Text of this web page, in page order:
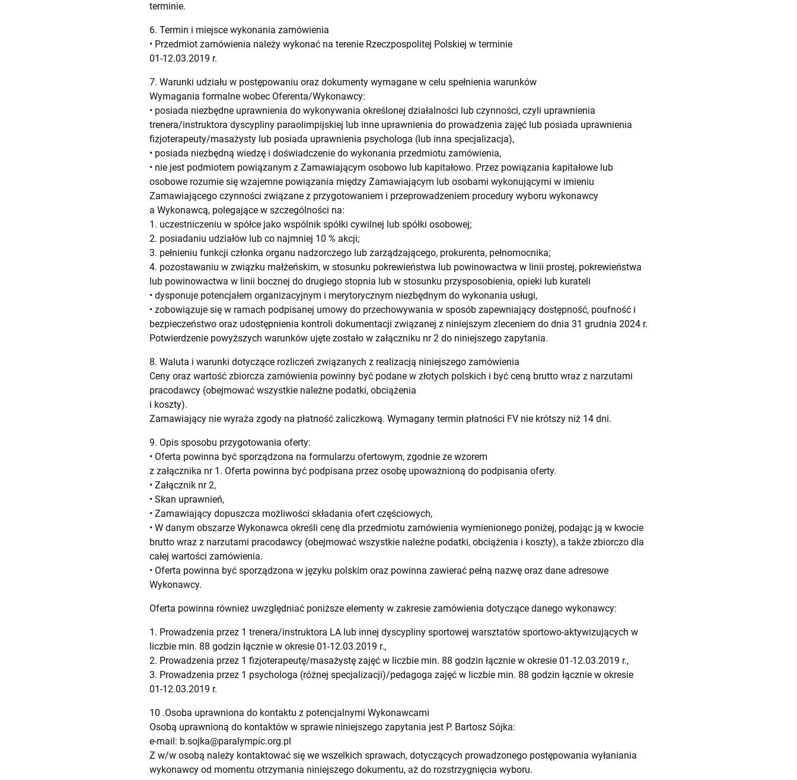
terminie.
6. Termin i miejsce wykonania zamówienia
• Przedmiot zamówienia należy wykonać na terenie Rzeczpospolitej Polskiej w terminie
01-12.03.2019 r.
7. Warunki udziału w postępowaniu oraz dokumenty wymagane w celu spełnienia warunków
Wymagania formalne wobec Oferenta/Wykonawcy:
• posiada niezbędne uprawnienia do wykonywania określonej działalności lub czynności, czyli uprawnienia
trenera/instruktora dyscypliny paraolimpijskiej lub inne uprawnienia do prowadzenia zajęć lub posiada uprawnienia
fizjoterapeuty/masażysty lub posiada uprawnienia psychologa (lub inna specjalizacja),
• posiada niezbędną wiedzę i doświadczenie do wykonania przedmiotu zamówienia,
• nie jest podmiotem powiązanym z Zamawiającym osobowo lub kapitałowo. Przez powiązania kapitałowe lub
osobowe rozumie się wzajemne powiązania między Zamawiającym lub osobami wykonującymi w imieniu
Zamawiającego czynności związane z przygotowaniem i przeprowadzeniem procedury wyboru wykonawcy
a Wykonawcą, polegające w szczególności na:
1. uczestniczeniu w spółce jako wspólnik spółki cywilnej lub spółki osobowej;
2. posiadaniu udziałów lub co najmniej 10 % akcji;
3. pełnieniu funkcji członka organu nadzorczego lub zarządzającego, prokurenta, pełnomocnika;
4. pozostawaniu w związku małżeńskim, w stosunku pokrewieństwa lub powinowactwa w linii prostej, pokrewieństwa
lub powinowactwa w linii bocznej do drugiego stopnia lub w stosunku przysposobienia, opieki lub kurateli
• dysponuje potencjałem organizacyjnym i merytorycznym niezbędnym do wykonania usługi,
• zobowiązuje się w ramach podpisanej umowy do przechowywania w sposób zapewniający dostępność, poufność i
bezpieczeństwo oraz udostępnienia kontroli dokumentacji związanej z niniejszym zleceniem do dnia 31 grudnia 2024 r.
Potwierdzenie powyższych warunków ujęte zostało w załączniku nr 2 do niniejszego zapytania.
8. Waluta i warunki dotyczące rozliczeń związanych z realizacją niniejszego zamówienia
Ceny oraz wartość zbiorcza zamówienia powinny być podane w złotych polskich i być ceną brutto wraz z narzutami
pracodawcy (obejmować wszystkie należne podatki, obciążenia
i koszty).
Zamawiający nie wyraża zgody na płatność zaliczkową. Wymagany termin płatności FV nie krótszy niż 14 dni.
9. Opis sposobu przygotowania oferty:
• Oferta powinna być sporządzona na formularzu ofertowym, zgodnie ze wzorem
z załącznika nr 1. Oferta powinna być podpisana przez osobę upoważnioną do podpisania oferty.
• Załącznik nr 2,
• Skan uprawnień,
• Zamawiający dopuszcza możliwości składania ofert częściowych,
• W danym obszarze Wykonawca określi cenę dla przedmiotu zamówienia wymienionego poniżej, podając ją w kwocie
brutto wraz z narzutami pracodawcy (obejmować wszystkie należne podatki, obciążenia i koszty), a także zbiorczo dla
całej wartości zamówienia.
• Oferta powinna być sporządzona w języku polskim oraz powinna zawierać pełną nazwę oraz dane adresowe
Wykonawcy.
Oferta powinna również uwzględniać poniższe elementy w zakresie zamówienia dotyczące danego wykonawcy:
1. Prowadzenia przez 1 trenera/instruktora LA lub innej dyscypliny sportowej warsztatów sportowo-aktywizujących w
liczbie min. 88 godzin łącznie w okresie 01-12.03.2019 r.,
2. Prowadzenia przez 1 fizjoterapeutę/masażystę zajęć w liczbie min. 88 godzin łącznie w okresie 01-12.03.2019 r.,
3. Prowadzenia przez 1 psychologa (różnej specjalizacji)/pedagoga zajęć w liczbie min. 88 godzin łącznie w okresie
01-12.03.2019 r.
10 .Osoba uprawniona do kontaktu z potencjalnymi Wykonawcami
Osobą uprawnioną do kontaktów w sprawie niniejszego zapytania jest P. Bartosz Sójka:
e-mail: b.sojka@paralympic.org.pl
Z w/w osobą należy kontaktować się we wszelkich sprawach, dotyczących prowadzonego postępowania wyłaniania
wykonawcy od momentu otrzymania niniejszego dokumentu, aż do rozstrzygnięcia wyboru.